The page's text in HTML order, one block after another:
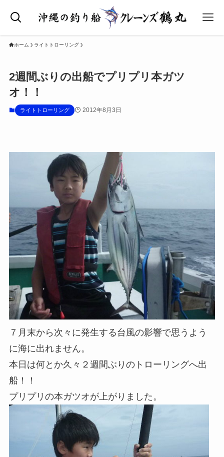
ホーム ライトトローリング
2週間ぶりの出船でプリプリ本ガツ
オ！！
ライトトローリング 2012年8月3日
７月末から次々に発生する台風の影響で思うよう
に海に出れません。
本日は何とか久々２週間ぶりのトローリングへ出
船！！
プリプリの本ガツオが上がりました。